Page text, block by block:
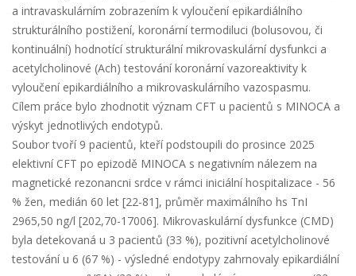
a intravaskulárním zobrazením k vyloučení epikardiálního
strukturálního postižení, koronární termodiluci (bolusovou, či
kontinuální) hodnotící strukturální mikrovaskulární dysfunkci a
acetylcholinové (Ach) testování koronární vazoreaktivity k
vyloučení epikardiálního a mikrovaskulárního vazospasmu.
Cílem práce bylo zhodnotit význam CFT u pacientů s MINOCA a
výskyt jednotlivých endotypů.
Soubor tvoří 9 pacientů, kteří podstoupili do prosince 2025
elektivní CFT po epizodě MINOCA s negativním nálezem na
magnetické rezonancni srdce v rámci iniciální hospitalizace - 56
% žen, medián 60 let [22-81], průměr maximálního hs TnI
2965,50 ng/l [202,70-17006]. Mikrovaskulární dysfunkce (CMD)
byla detekovaná u 3 pacientů (33 %), pozitivní acetylcholinové
testování u 6 (67 %) - výsledné endotypy zahrnovaly epikardiální